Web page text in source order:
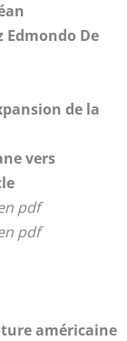
De
de la
vers
pdf
pdf
américaine